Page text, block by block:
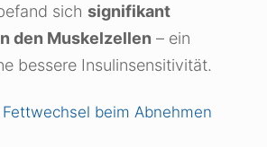
sich signifikant
den Muskelzellen – ein
bessere Insulinsensitivität.
beim Abnehmen